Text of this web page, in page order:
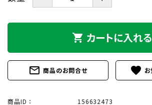
shopping_cart カートに入れる
mail_outline 商品のお問合せ favorite
商品ID ： 156632473